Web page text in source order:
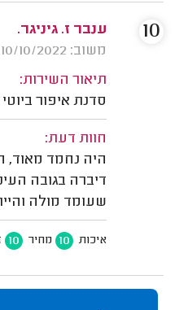
ענבר ז. גיניגר.
משוב: 10/10/2022
תיאור השירות:
סדנת איפור
חוות דעת:
היה נחמד מאוד,
דיברה בגובה
שעומד מולה
איכות 10 מחיר 10
10